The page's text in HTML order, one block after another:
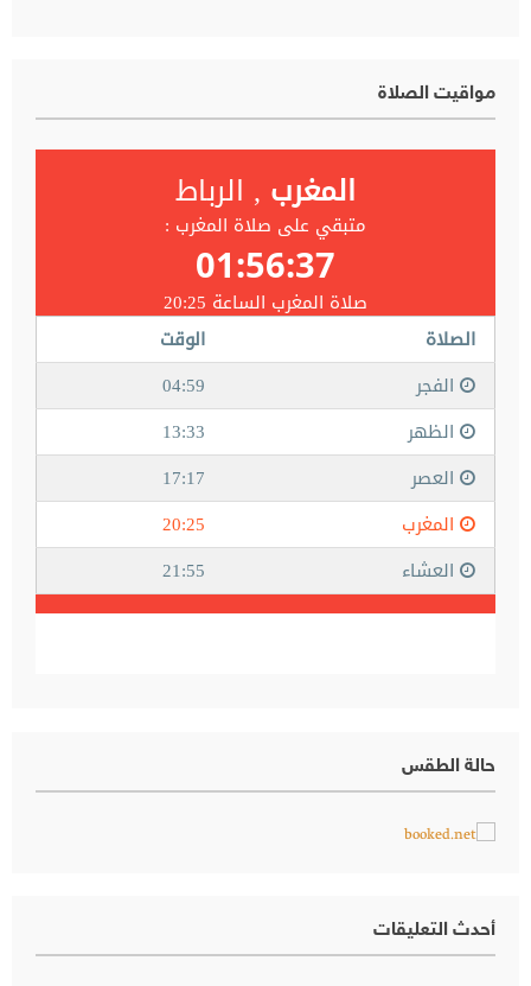
مواقيت الصلاة
حالة الطقس
أحدث التعليقات